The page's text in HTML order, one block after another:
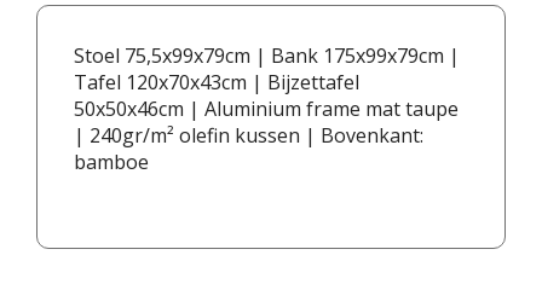
Stoel 75,5x99x79cm | Bank 175x99x79cm |
Tafel 120x70x43cm | Bijzettafel
50x50x46cm | Aluminium frame mat taupe
| 240gr/m² olefin kussen | Bovenkant:
bamboe